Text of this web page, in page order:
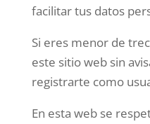
facilitar tus datos
Si eres menor de
este sitio web sin
registrarte como
En esta web se